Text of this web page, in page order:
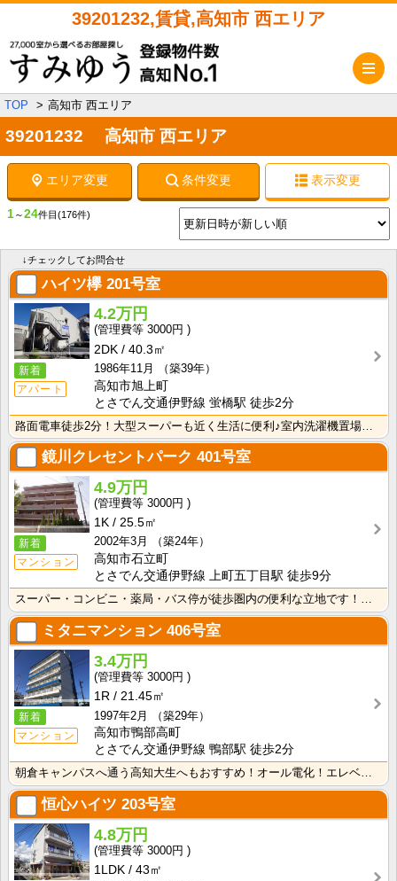
39201232,賃貸,高知市 西エリア
TOP 高知市 西エリア
39201232 高知市 西エリア
エリア変更 条件変更 表示変更
1～24件目 (176件)
↓チェックしてお問合せ
ハイツ欅201号室
新着
アパート
4.2万円
3000円
2DK
40.3㎡
1986年11月
（築39年）
高知市旭上町
とさでん交通伊野線 蛍橋駅 徒歩2分
路面電車徒歩2分！大型スーパーも近く生活に便利♪室内洗濯機置場で冬でもお洗濯快適！ シャンプードレッ･･･
鏡川クレセントパーク 401号室
新着
マンション
4.9万円
3000円
1K
25.5㎡
2002年3月
（築24年）
高知市石立町
とさでん交通伊野線 上町五丁目駅 徒歩9分
スーパー・コンビニ・薬局・バス停が徒歩圏内の便利な立地です！インターネット月額接続使用無料なので、月･･･
ミタニマンション 406号室
新着
マンション
3.4万円
3000円
1R
21.45㎡
1997年2月
（築29年）
高知市鴨部高町
とさでん交通伊野線 鴨部駅 徒歩2分
朝倉キャンパスへ通う高知大生へもおすすめ！オール電化！エレベーター！インターネット月額使用料無料！敷･･･
恒心ハイツ 203号室
4.8万円
3000円
1LDK
43㎡